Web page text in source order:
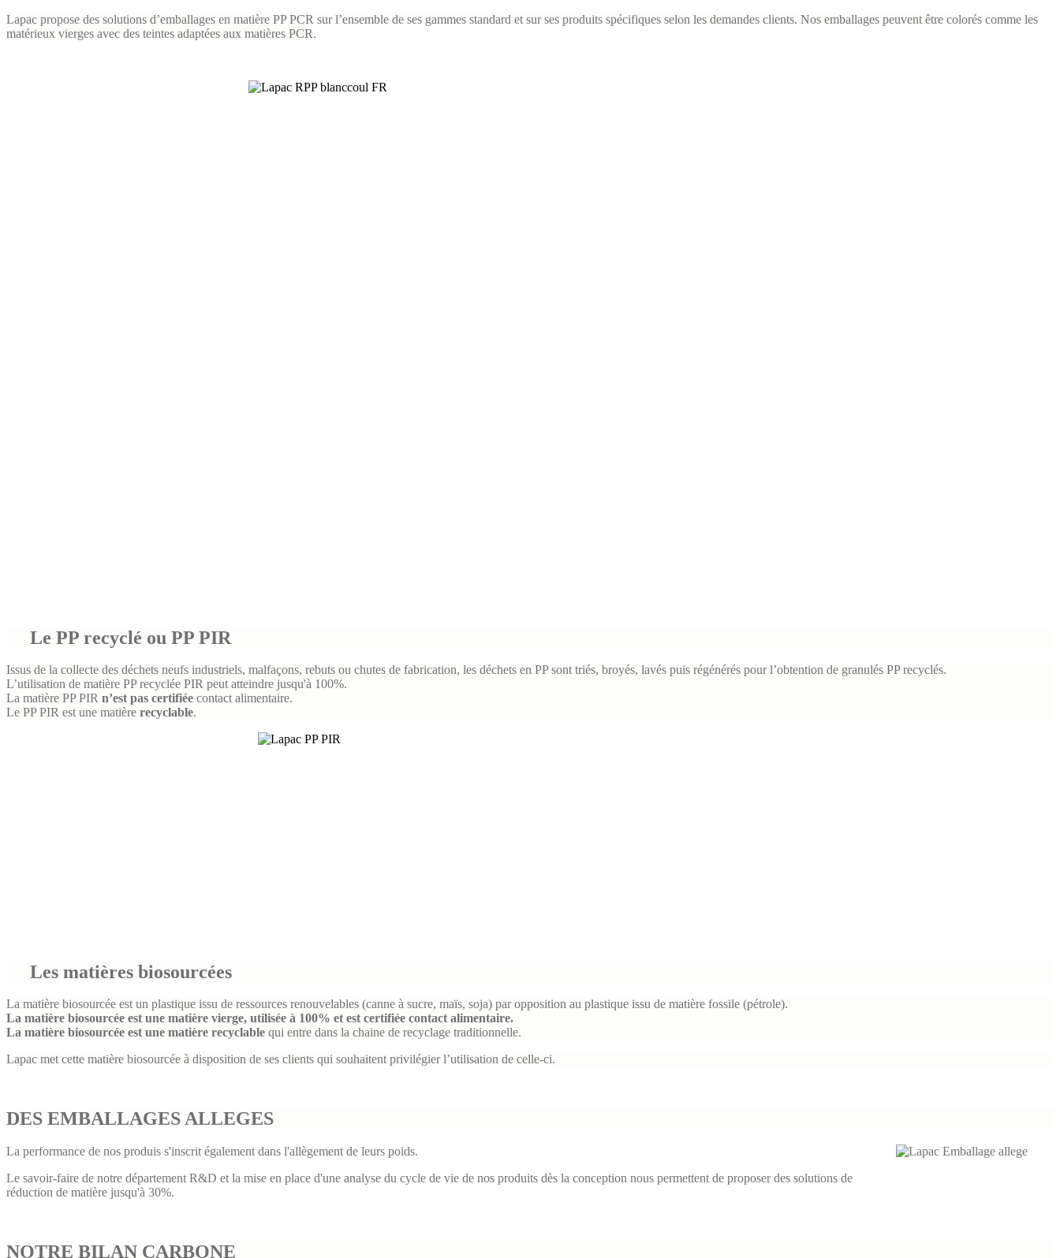
Lapac propose des solutions d’emballages en matière PP PCR sur l’ensemble de ses gammes standard et sur ses produits spécifiques selon les demandes clients. Nos emballages peuvent être colorés comme les
matérieux vierges avec des teintes adaptées aux matières PCR.
Le PP recyclé ou PP PIR
Issus de la collecte des déchets neufs industriels, malfaçons, rebuts ou chutes de fabrication, les déchets en PP sont triés, broyés, lavés puis régénérés pour l’obtention de granulés PP recyclés.
L’utilisation de matière PP recyclée PIR peut atteindre jusqu'à 100%.
La matière PP PIR n’est pas certifiée contact alimentaire.
Le PP PIR est une matière recyclable.
Les matières biosourcées
La matière biosourcée est un plastique issu de ressources renouvelables (canne à sucre, maïs, soja) par opposition au plastique issu de matière fossile (pétrole).
La matière biosourcée est une matière vierge, utilisée à 100% et est certifiée contact alimentaire.
La matière biosourcée est une matière recyclable qui entre dans la chaine de recyclage traditionnelle.
Lapac met cette matière biosourcée à disposition de ses clients qui souhaitent privilégier l’utilisation de celle-ci.
DES EMBALLAGES ALLEGES
La performance de nos produis s'inscrit également dans l'allègement de leurs poids.
Le savoir-faire de notre département R&D et la mise en place d'une analyse du cycle de vie de nos produits dès la conception nous permettent de proposer des solutions de
réduction de matière jusqu'à 30%.
NOTRE BILAN CARBONE